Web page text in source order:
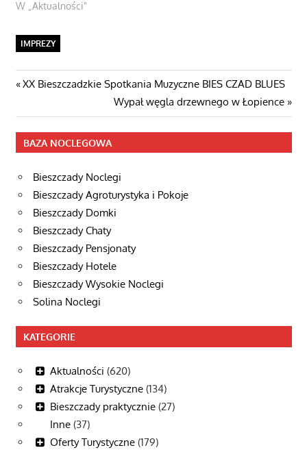
W „Aktualności"
IMPREZY
Nawigacja
wpisu
Poprzedni
XX Bieszczadzkie Spotkania Muzyczne BIES CZAD BLUES
Następny
wpis
Wypał węgla drzewnego w Łopience
BAZA NOCLEGOWA
Bieszczady Noclegi
Bieszczady Agroturystyka i Pokoje
Bieszczady Domki
Bieszczady Chaty
Bieszczady Pensjonaty
Bieszczady Hotele
Bieszczady Wysokie Noclegi
Solina Noclegi
KATEGORIE
Aktualności (620)
Atrakcje Turystyczne (134)
Bieszczady praktycznie (27)
Inne (37)
Oferty Turystyczne (179)